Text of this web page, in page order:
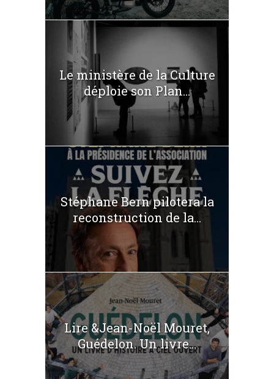
Le ministère de la Culture
déploie son Plan...
Stéphane Bern pilotera la
reconstruction de la...
Lire &Jean-Noël Mouret,
Guédelon. Un livre...